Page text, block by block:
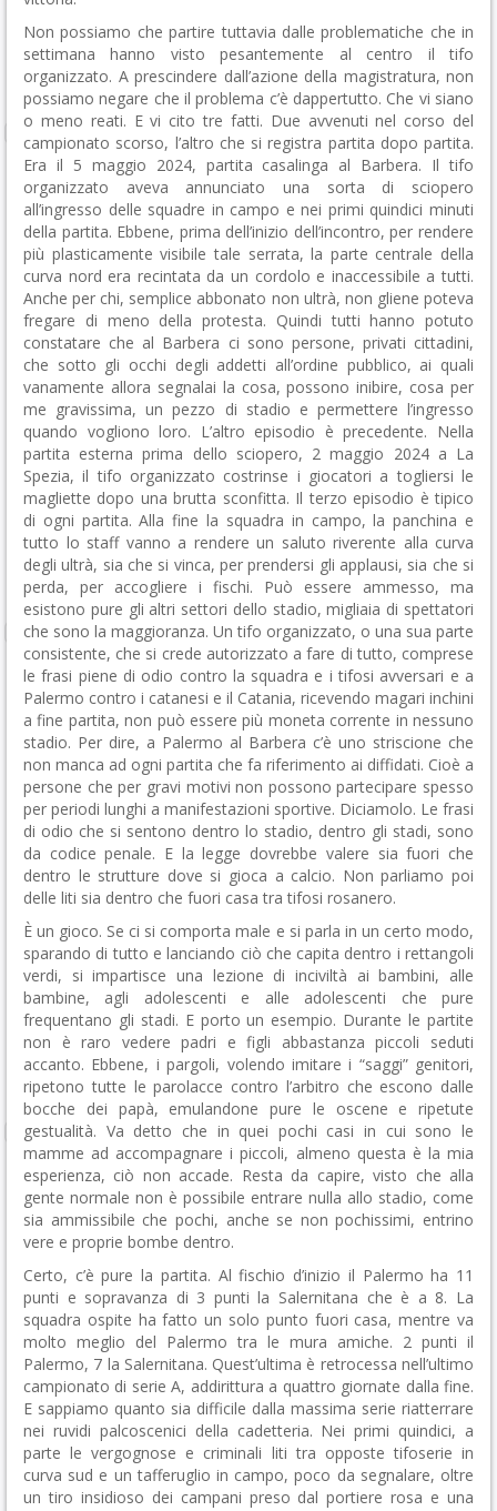
Non possiamo che partire tuttavia dalle problematiche che in
settimana hanno visto pesantemente al centro il tifo
organizzato. A prescindere dall’azione della magistratura, non
possiamo negare che il problema c’è dappertutto. Che vi siano
o meno reati. E vi cito tre fatti. Due avvenuti nel corso del
campionato scorso, l’altro che si registra partita dopo partita.
Era il 5 maggio 2024, partita casalinga al Barbera. Il tifo
organizzato aveva annunciato una sorta di sciopero
all’ingresso delle squadre in campo e nei primi quindici minuti
della partita. Ebbene, prima dell’inizio dell’incontro, per rendere
più plasticamente visibile tale serrata, la parte centrale della
curva nord era recintata da un cordolo e inaccessibile a tutti.
Anche per chi, semplice abbonato non ultrà, non gliene poteva
fregare di meno della protesta. Quindi tutti hanno potuto
constatare che al Barbera ci sono persone, privati cittadini,
che sotto gli occhi degli addetti all’ordine pubblico, ai quali
vanamente allora segnalai la cosa, possono inibire, cosa per
me gravissima, un pezzo di stadio e permettere l’ingresso
quando vogliono loro. L’altro episodio è precedente. Nella
partita esterna prima dello sciopero, 2 maggio 2024 a La
Spezia, il tifo organizzato costrinse i giocatori a togliersi le
magliette dopo una brutta sconfitta. Il terzo episodio è tipico
di ogni partita. Alla fine la squadra in campo, la panchina e
tutto lo staff vanno a rendere un saluto riverente alla curva
degli ultrà, sia che si vinca, per prendersi gli applausi, sia che si
perda, per accogliere i fischi. Può essere ammesso, ma
esistono pure gli altri settori dello stadio, migliaia di spettatori
che sono la maggioranza. Un tifo organizzato, o una sua parte
consistente, che si crede autorizzato a fare di tutto, comprese
le frasi piene di odio contro la squadra e i tifosi avversari e a
Palermo contro i catanesi e il Catania, ricevendo magari inchini
a fine partita, non può essere più moneta corrente in nessuno
stadio. Per dire, a Palermo al Barbera c’è uno striscione che
non manca ad ogni partita che fa riferimento ai diffidati. Cioè a
persone che per gravi motivi non possono partecipare spesso
per periodi lunghi a manifestazioni sportive. Diciamolo. Le frasi
di odio che si sentono dentro lo stadio, dentro gli stadi, sono
da codice penale. E la legge dovrebbe valere sia fuori che
dentro le strutture dove si gioca a calcio. Non parliamo poi
delle liti sia dentro che fuori casa tra tifosi rosanero.
È un gioco. Se ci si comporta male e si parla in un certo modo,
sparando di tutto e lanciando ciò che capita dentro i rettangoli
verdi, si impartisce una lezione di inciviltà ai bambini, alle
bambine, agli adolescenti e alle adolescenti che pure
frequentano gli stadi. E porto un esempio. Durante le partite
non è raro vedere padri e figli abbastanza piccoli seduti
accanto. Ebbene, i pargoli, volendo imitare i “saggi” genitori,
ripetono tutte le parolacce contro l’arbitro che escono dalle
bocche dei papà, emulandone pure le oscene e ripetute
gestualità. Va detto che in quei pochi casi in cui sono le
mamme ad accompagnare i piccoli, almeno questa è la mia
esperienza, ciò non accade. Resta da capire, visto che alla
gente normale non è possibile entrare nulla allo stadio, come
sia ammissibile che pochi, anche se non pochissimi, entrino
vere e proprie bombe dentro.
Certo, c’è pure la partita. Al fischio d’inizio il Palermo ha 11
punti e sopravanza di 3 punti la Salernitana che è a 8. La
squadra ospite ha fatto un solo punto fuori casa, mentre va
molto meglio del Palermo tra le mura amiche. 2 punti il
Palermo, 7 la Salernitana. Quest’ultima è retrocessa nell’ultimo
campionato di serie A, addirittura a quattro giornate dalla fine.
E sappiamo quanto sia difficile dalla massima serie riatterrare
nei ruvidi palcoscenici della cadetteria. Nei primi quindici, a
parte le vergognose e criminali liti tra opposte tifoserie in
curva sud e un tafferuglio in campo, poco da segnalare, oltre
un tiro insidioso dei campani preso dal portiere rosa e una